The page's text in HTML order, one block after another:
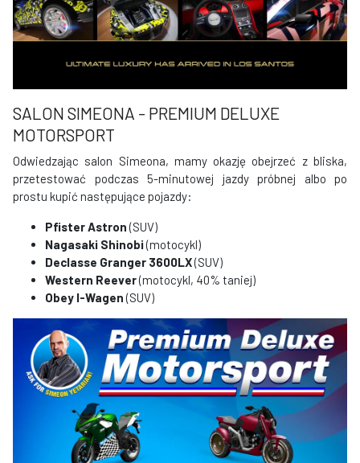
SALON SIMEONA - PREMIUM DELUXE
MOTORSPORT
Odwiedzając salon Simeona, mamy okazję obejrzeć z bliska,
przetestować podczas 5-minutowej jazdy próbnej albo po
prostu kupić następujące pojazdy:
Pfister Astron(SUV)
Nagasaki Shinobi(motocykl)
Declasse Granger 3600LX(SUV)
Western Reever(motocykl, 40% taniej)
Obey I-Wagen(SUV)